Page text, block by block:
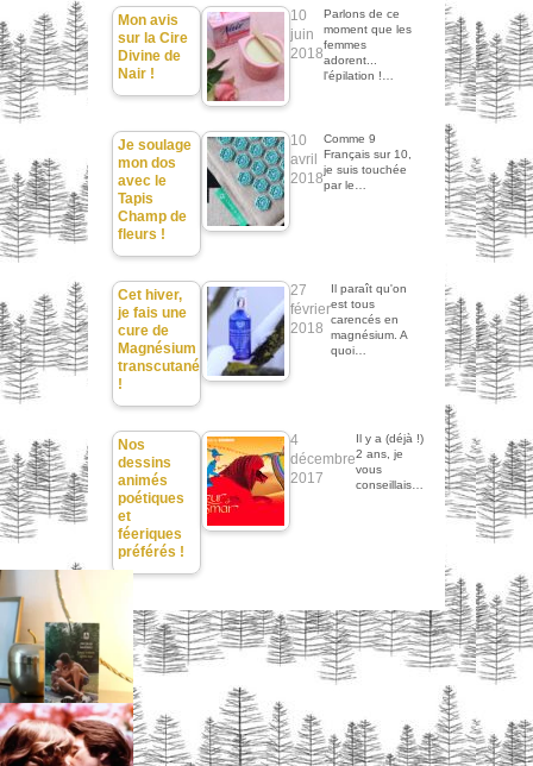
Mon avis
sur la Cire
Divine de
Nair !
10
juin
2018
Parlons de ce
moment que les
femmes
adorent...
l'épilation !…
Je soulage
mon dos
avec le
Tapis
Champ de
fleurs !
10
avril
2018
Comme 9
Français sur 10,
je suis touchée
par le…
Cet hiver,
je fais une
cure de
Magnésium
transcutané
!
27
février
2018
Il paraît qu'on
est tous
carencés en
magnésium. A
quoi…
Nos
dessins
animés
poétiques
et
féeriques
préférés !
4
décembre
2017
Il y a (déjà !)
2 ans, je
vous
conseillais…